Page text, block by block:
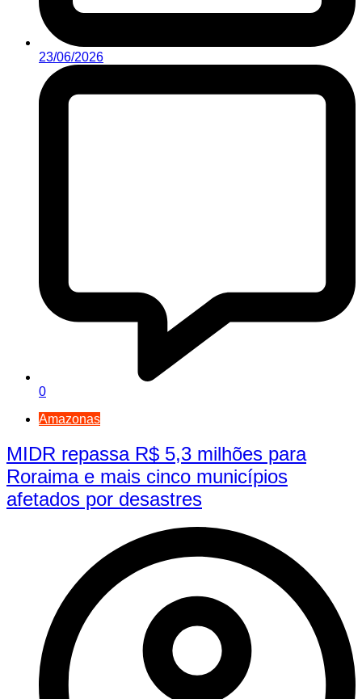
23/06/2026
0
Amazonas
MIDR repassa R$ 5,3 milhões para
Roraima e mais cinco municípios
afetados por desastres